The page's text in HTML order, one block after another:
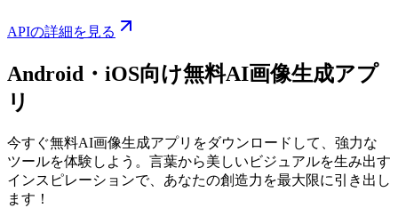
APIの詳細を見る
Android・iOS向け無料AI画像生成アプ
リ
今すぐ無料AI画像生成アプリをダウンロードして、強力な
ツールを体験しよう。言葉から美しいビジュアルを生み出す
インスピレーションで、あなたの創造力を最大限に引き出し
ます！